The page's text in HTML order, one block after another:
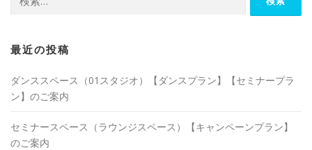
索:
最近の投稿
ダンススペース（01スタジオ）【ダンスプラン】【セミナープラ
ン】のご案内
セミナースペース（ラウンジスペース）【キャンペーンプラン】
のご案内